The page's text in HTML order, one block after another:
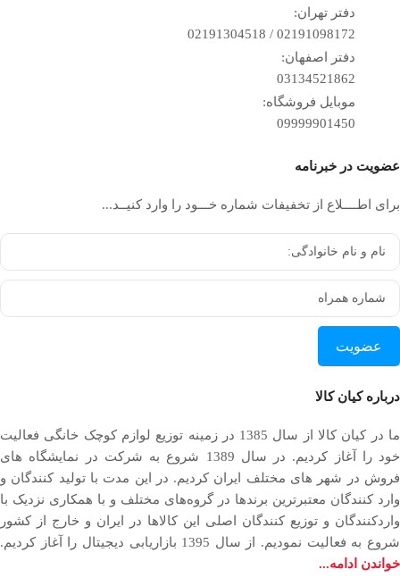
دفتر تهران:
02191098172 / 02191304518
دفتر اصفهان:
03134521862
موبایل فروشگاه:
09999901450
عضویت در خبرنامه
برای اطــــلاع از تخفیفات شماره خـــود را وارد کنیــد...
عضویت
درباره کیان کالا
ما در کیان کالا از سال 1385 در زمینه توزیع لوازم کوچک خانگی فعالیت
خود را آغاز کردیم. در سال 1389 شروع به شرکت در نمایشگاه های
فروش در شهر های مختلف ایران کردیم. در اين مدت با توليد كنندگان و
وارد كنندگان معتبرترین برندها در گروه‌‏های مختلف و با همکاری نزدیک با
وارد‏کنندگان و توزیع‏ کنندگان اصلی این کالاها در ایران و خارج از کشور
شروع به فعاليت نمودیم. از سال 1395 بازاریابی دیجیتال را آغاز کردیم.
خواندن ادامه...